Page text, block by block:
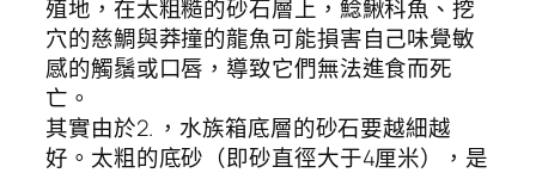
殖地，在太粗糙的砂石層上，鯰鰍科魚、挖
穴的慈鯛與莽撞的龍魚可能損害自己味覺敏
感的觸鬚或口唇，導致它們無法進食而死
亡。
其實由於2. ，水族箱底層的砂石要越細越
好。太粗的底砂（即砂直徑大于4厘米），是